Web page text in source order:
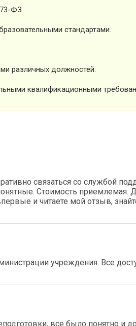
ФЗ.
стандартами.
различных должностей.
квалификационными
связаться со службой
Стоимость приемлемая.
и читаете мой отзыв,
учреждения. Все
все было понятно и